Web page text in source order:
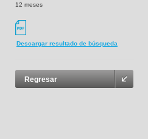
12 meses
Descargar resultado de búsqueda
Regresar